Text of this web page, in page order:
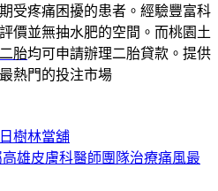
受疼痛困擾的患者。經驗豐富科
價並無抽水肥的空間。而桃園土
胎均可申請辦理二胎貸款。提供
熱門的投注市場
類
樹林當舖
雄皮膚科醫師團隊治療痛風最